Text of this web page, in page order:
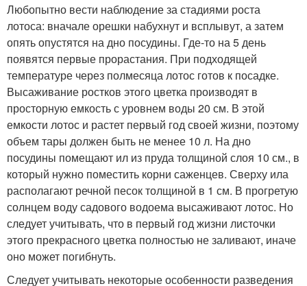
Любопытно вести наблюдение за стадиями роста
лотоса: вначале орешки набухнут и всплывут, а затем
опять опустятся на дно посудины. Где-то на 5 день
появятся первые прорастания. При подходящей
температуре через полмесяца лотос готов к посадке.
Высаживание ростков этого цветка производят в
просторную емкость с уровнем воды 20 см. В этой
емкости лотос и растет первый год своей жизни, поэтому
объем тары должен быть не менее 10 л. На дно
посудины помещают ил из пруда толщиной слоя 10 см., в
который нужно поместить корни саженцев. Сверху ила
располагают речной песок толщиной в 1 см. В прогретую
солнцем воду садового водоема высаживают лотос. Но
следует учитывать, что в первый год жизни листочки
этого прекрасного цветка полностью не заливают, иначе
оно может погибнуть.
Следует учитывать некоторые особенности разведения